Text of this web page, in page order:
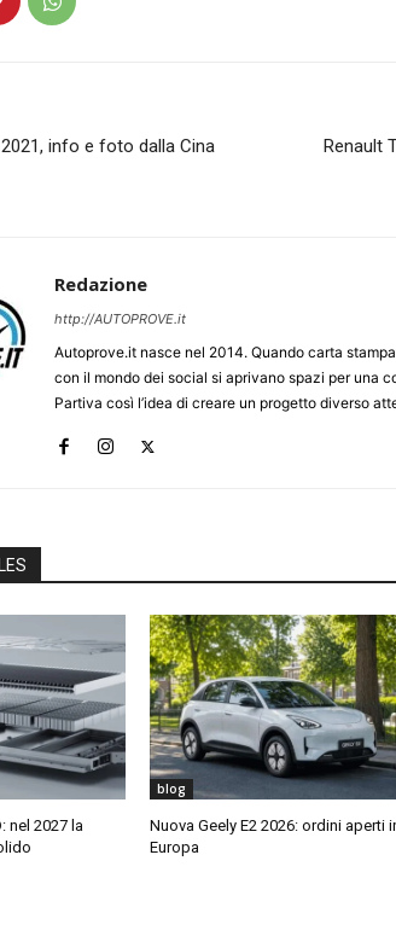
info e foto dalla Cina
Renault
Redazione
http://AUTOPROVE.it
Autoprove.it nasce nel 2014. Quando carta
con il mondo dei social si aprivano spazi per una
Partiva così l’idea di creare un progetto diverso
nel 2027 la
blog
Nuova Geely E2 2026: ordini aperti
Europa